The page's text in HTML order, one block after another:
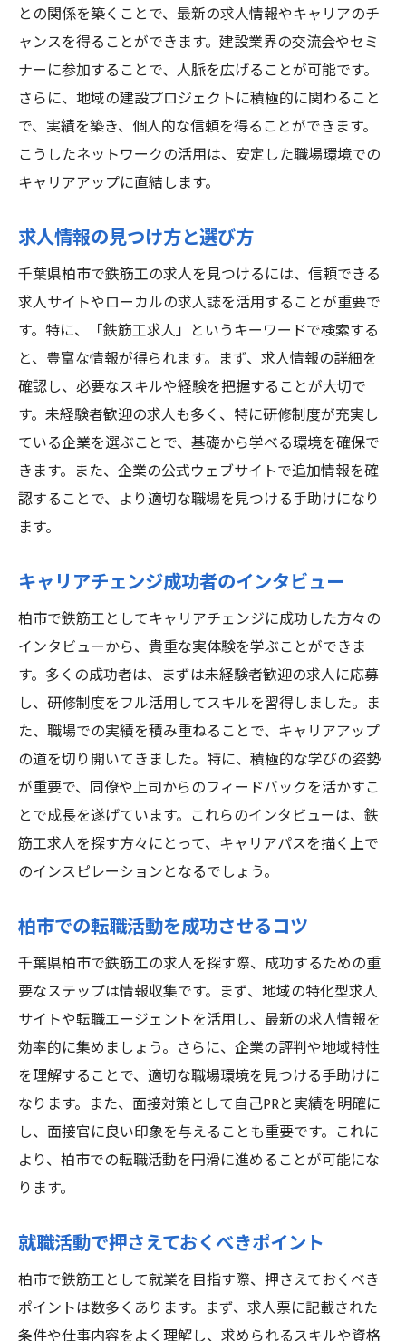
との関係を築くことで、最新の求人情報やキャリアのチ
ャンスを得ることができます。建設業界の交流会やセミ
ナーに参加することで、人脈を広げることが可能です。
さらに、地域の建設プロジェクトに積極的に関わること
で、実績を築き、個人的な信頼を得ることができます。
こうしたネットワークの活用は、安定した職場環境での
キャリアアップに直結します。
求人情報の見つけ方と選び方
千葉県柏市で鉄筋工の求人を見つけるには、信頼できる
求人サイトやローカルの求人誌を活用することが重要で
す。特に、「鉄筋工求人」というキーワードで検索する
と、豊富な情報が得られます。まず、求人情報の詳細を
確認し、必要なスキルや経験を把握することが大切で
す。未経験者歓迎の求人も多く、特に研修制度が充実し
ている企業を選ぶことで、基礎から学べる環境を確保で
きます。また、企業の公式ウェブサイトで追加情報を確
認することで、より適切な職場を見つける手助けになり
ます。
キャリアチェンジ成功者のインタビュー
柏市で鉄筋工としてキャリアチェンジに成功した方々の
インタビューから、貴重な実体験を学ぶことができま
す。多くの成功者は、まずは未経験者歓迎の求人に応募
し、研修制度をフル活用してスキルを習得しました。ま
た、職場での実績を積み重ねることで、キャリアアップ
の道を切り開いてきました。特に、積極的な学びの姿勢
が重要で、同僚や上司からのフィードバックを活かすこ
とで成長を遂げています。これらのインタビューは、鉄
筋工求人を探す方々にとって、キャリアパスを描く上で
のインスピレーションとなるでしょう。
柏市での転職活動を成功させるコツ
千葉県柏市で鉄筋工の求人を探す際、成功するための重
要なステップは情報収集です。まず、地域の特化型求人
サイトや転職エージェントを活用し、最新の求人情報を
効率的に集めましょう。さらに、企業の評判や地域特性
を理解することで、適切な職場環境を見つける手助けに
なります。また、面接対策として自己PRと実績を明確に
し、面接官に良い印象を与えることも重要です。これに
より、柏市での転職活動を円滑に進めることが可能にな
ります。
就職活動で押さえておくべきポイント
柏市で鉄筋工として就業を目指す際、押さえておくべき
ポイントは数多くあります。まず、求人票に記載された